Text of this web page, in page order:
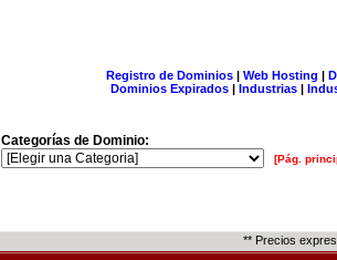
Registro de Dominios| Web Hosting |
Dominios Expirados | Industrias |
Categorías de Dominio:
[Pág.
** Precios